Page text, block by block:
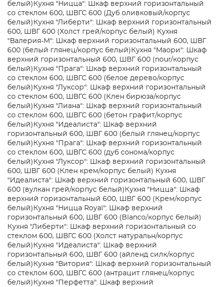
белый) Кухня "Ницца": Шкаф верхний горизонтальный
со стеклом 600, ШВГС 600 (Дуб оливковый/корпус
белый) Кухня "Либерти": Шкаф верхний горизонтальный
600, ШВГ 600 (Холст грей/корпус белый) Кухня
"Валерия-М": Шкаф верхний горизонтальный 600, ШВГ
600 (белый глянец/корпус белый) Кухня "Маори": Шкаф
верхний горизонтальный 600, ШВГ 600 (nour/корпус
белый) Кухня "Прага": Шкаф верхний горизонтальный
со стеклом 600, ШВГС 600 (белое дерево/корпус
белый) Кухня "Луксор": Шкаф верхний горизонтальный
со стеклом 600, ШВГС 600 (Клен бирюза/корпус
белый) Кухня "Лиана": Шкаф верхний горизонтальный
со стеклом 600, ШВГС 600 (бетон графит/корпус
белый) Кухня "Идеалиста": Шкаф верхний
горизонтальный 600, ШВГ 600 (белый глянец/корпус
белый) Кухня "Прага": Шкаф верхний горизонтальный
со стеклом 600, ШВГС 600 (дуб сонома/корпус
белый) Кухня "Луксор": Шкаф верхний горизонтальный
600, ШВГ 600 (Клен крем/корпус белый) Кухня
"Идеалиста": Шкаф верхний горизонтальный 600, ШВГ
600 (вулкан грей/корпус белый) Кухня "Ницца": Шкаф
верхний горизонтальный 600, ШВГ 600 (Крем/корпус
белый) Кухня "Ницца Royal": Шкаф верхний
горизонтальный 600, ШВГ 600 (Blanco/корпус белый)
Кухня "Либерти": Шкаф верхний горизонтальный со
стеклом 600, ШВГС 600 (Холст натуральн/корпус
белый) Кухня "Идеалиста": Шкаф верхний
горизонтальный 600, ШВГ 600 (айленд силк/корпус
белый) Кухня "Витория": Шкаф верхний горизонтальный
со стеклом 600, ШВГС 600 (антрацит глянец/корпус
белый) Кухня "Перфетта": Шкаф верхний